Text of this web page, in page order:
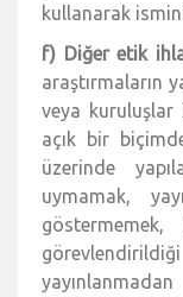
kullanarak
f) Diğer etik
araştırmaların
veya kuruluşlar
açık bir
üzerinde
uymamak,